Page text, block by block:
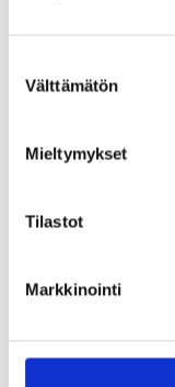
valinta
Välttämätön
Mieltymykset
Tilastot
Markkinointi